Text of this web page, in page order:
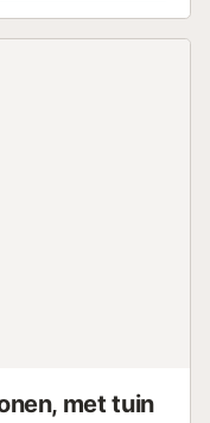
met tuin